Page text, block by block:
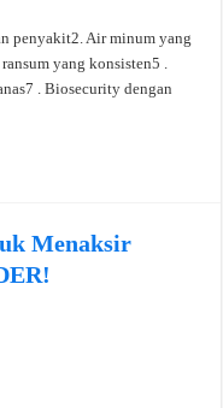
penyakit2. Air minum yang
yang konsisten5 .
. Biosecurity dengan
Menaksir